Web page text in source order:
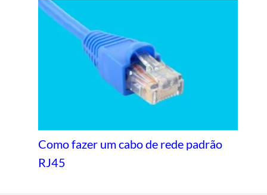
Como fazer um cabo de rede padrão
RJ45